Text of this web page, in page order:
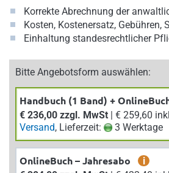
Korrekte Abrechnung der
Kosten, Kostenersatz, Gebühren,
Einhaltung standesrechtlicher
Bitte Angebotsform auswählen:
Handbuch (1 Band) +
€ 236,00 zzgl. MwSt
| € 259,60
Versand, Lieferzeit: 3 Werktage
OnlineBuch – Jahresabo
i